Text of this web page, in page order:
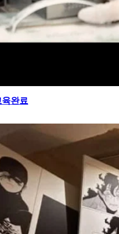
완료